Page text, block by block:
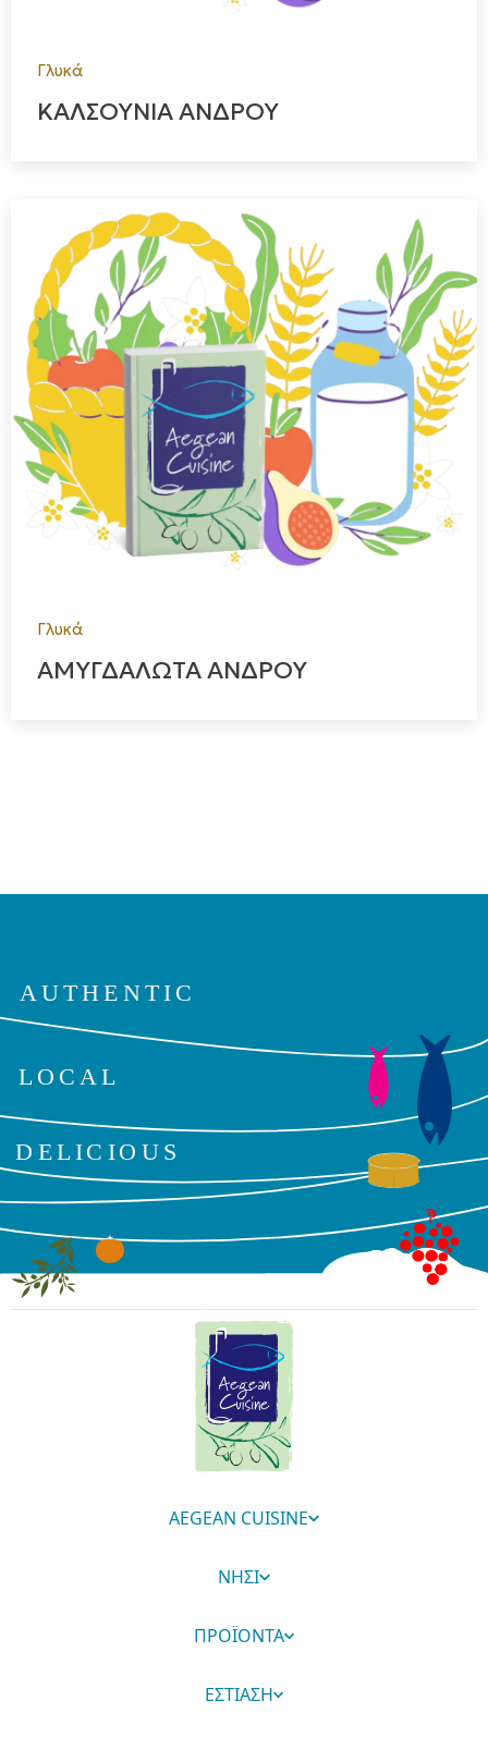
Γλυκά
ΚΑΛΣΟΥΝΙΑ ΑΝΔΡΟΥ
Γλυκά
ΑΜΥΓΔΑΛΩΤΑ ΑΝΔΡΟΥ
AEGEAN CUISINE
ΝΗΣΙ
ΠΡΟΪΟΝΤΑ
ΕΣΤΙΑΣΗ